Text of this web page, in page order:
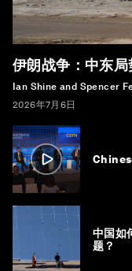
伊朗战争：中东局
Ian Shine and Spencer
2026年7月6日
中国如
题？